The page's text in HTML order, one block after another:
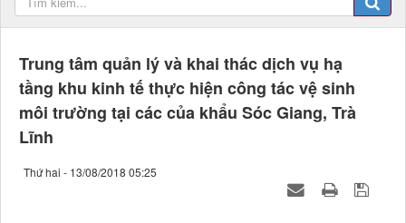
Trung tâm quản lý và khai thác dịch vụ hạ
tầng khu kinh tế thực hiện công tác vệ sinh
môi trường tại các của khẩu Sóc Giang, Trà
Lĩnh
Thứ hai - 13/08/2018 05:25